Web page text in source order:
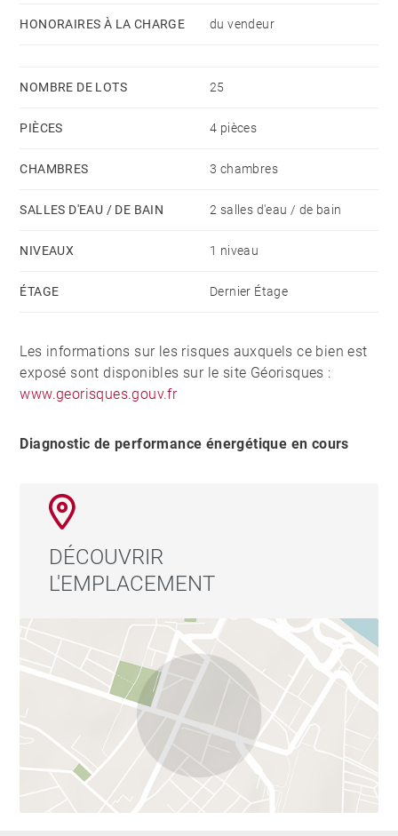
HONORAIRES À LA CHARGE du vendeur
NOMBRE DE LOTS 25
PIÈCES 4 pièces
CHAMBRES 3 chambres
SALLES D'EAU / DE BAIN 2 salles d'eau / de bain
NIVEAUX 1 niveau
ÉTAGE Dernier Étage
Les informations sur les risques auxquels ce bien est
exposé sont disponibles sur le site Géorisques :
www.georisques.gouv.fr
Diagnostic de performance énergétique en cours
DÉCOUVRIR
L'EMPLACEMENT